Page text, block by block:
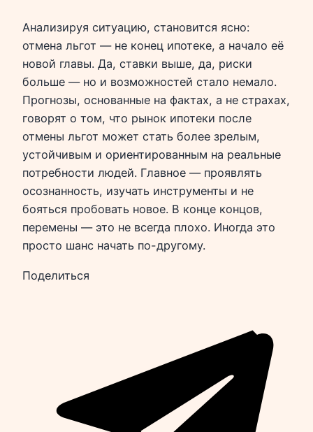
Анализируя ситуацию, становится ясно:
отмена льгот — не конец ипотеке, а начало её
новой главы. Да, ставки выше, да, риски
больше — но и возможностей стало немало.
Прогнозы, основанные на фактах, а не страхах,
говорят о том, что рынок ипотеки после
отмены льгот может стать более зрелым,
устойчивым и ориентированным на реальные
потребности людей. Главное — проявлять
осознанность, изучать инструменты и не
бояться пробовать новое. В конце концов,
перемены — это не всегда плохо. Иногда это
просто шанс начать по-другому.
Поделиться